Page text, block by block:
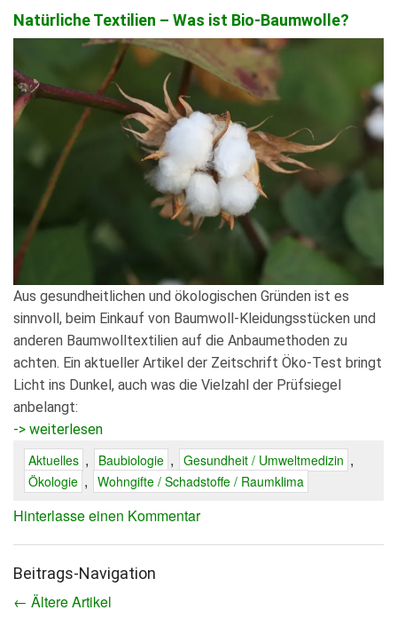
Natürliche Textilien – Was ist Bio-Baumwolle?
Aus gesundheitlichen und ökologischen Gründen ist es
sinnvoll, beim Einkauf von Baumwoll-Kleidungsstücken und
anderen Baumwolltextilien auf die Anbaumethoden zu
achten. Ein aktueller Artikel der Zeitschrift Öko-Test bringt
Licht ins Dunkel, auch was die Vielzahl der Prüfsiegel
anbelangt:
-> weiterlesen
Aktuelles , Baubiologie , Gesundheit / Umweltmedizin ,
Ökologie , Wohngifte / Schadstoffe / Raumklima
Hinterlasse einen Kommentar
Beitrags-Navigation
← Ältere Artikel